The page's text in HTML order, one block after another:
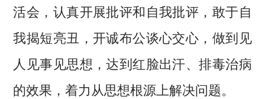
活会，认真开展批评和自我批评，敢于自
我揭短亮丑，开诚布公谈心交心，做到见
人见事见思想，达到红脸出汗、排毒治病
的效果，着力从思想根源上解决问题。